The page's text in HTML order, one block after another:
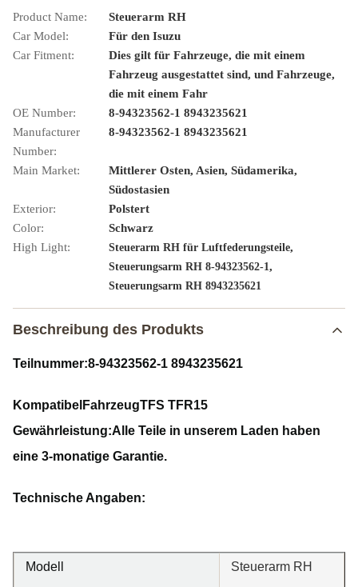
Product Name:
Steuerarm RH
Car Model:
Für den Isuzu
Car Fitment:
Dies gilt für Fahrzeuge, die mit einem
Fahrzeug ausgestattet sind, und Fahrzeuge,
die mit einem Fahr
OE Number:
8-94323562-1 8943235621
Manufacturer
Number:
8-94323562-1 8943235621
Main Market:
Mittlerer Osten, Asien, Südamerika,
Südostasien
Exterior:
Polstert
Color:
Schwarz
High Light:
Steuerarm RH für Luftfederungsteile,
Steuerungsarm RH 8-94323562-1,
Steuerungsarm RH 8943235621
Beschreibung des Produkts
Teilnummer:8-94323562-1 8943235621
Kompatibel FahrzeugTFS TFR15
Gewährleistung:Alle Teile in unserem Laden haben
eine 3-monatige Garantie.
Technische Angaben:
Modell Steuerarm RH